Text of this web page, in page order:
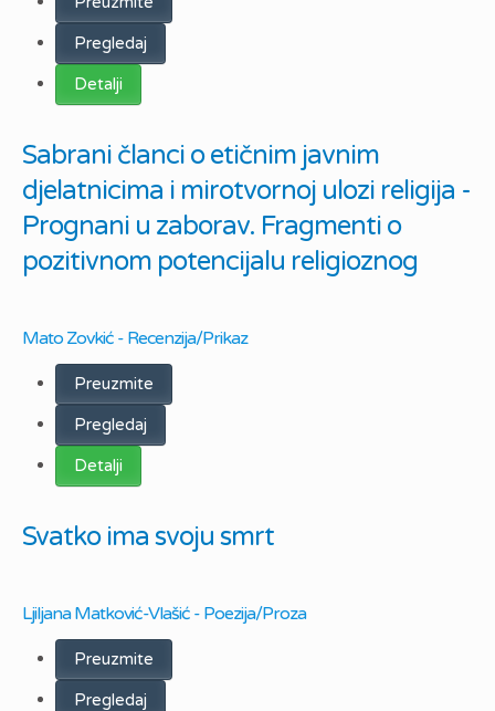
Pregledaj
Detalji
Sabrani članci o etičnim javnim
djelatnicima i mirotvornoj ulozi religija -
Prognani u zaborav. Fragmenti o
pozitivnom potencijalu religioznog
Mato Zovkić - Recenzija/Prikaz
Preuzmite
Pregledaj
Detalji
Svatko ima svoju smrt
Ljiljana Matković-Vlašić - Poezija/Proza
Preuzmite
Pregledaj